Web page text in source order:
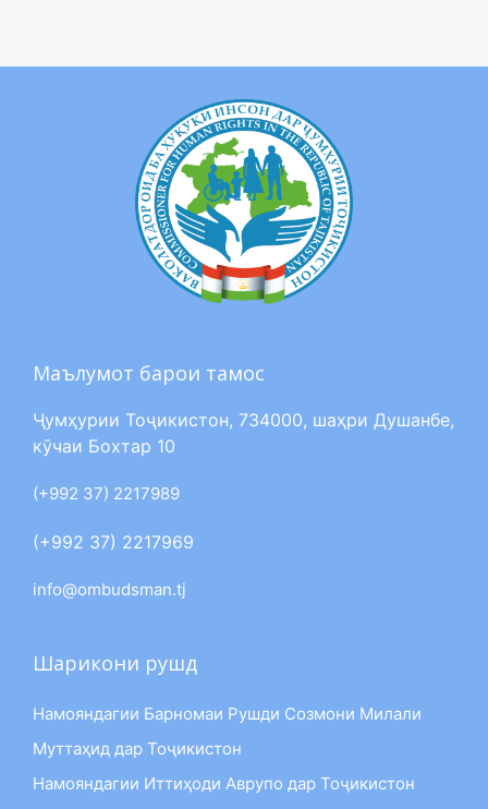
Маълумот барои тамос
Ҷумҳурии Тоҷикистон, 734000, шаҳри Душанбе,
кӯчаи Бохтар 10
(+992 37) 2217989
(+992 37) 2217969
info@ombudsman.tj
Шарикони рушд
Намояндагии Барномаи Рушди Созмони Милали
Муттаҳид дар Тоҷикистон
Намояндагии Иттиҳоди Аврупо дар Тоҷикистон